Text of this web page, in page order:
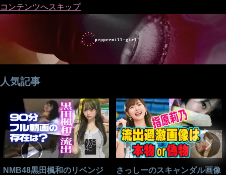
コンテンツへスキップ
人気記事
NMB48黒田楓和のリベンジ
さっしーのスキャンダル画像